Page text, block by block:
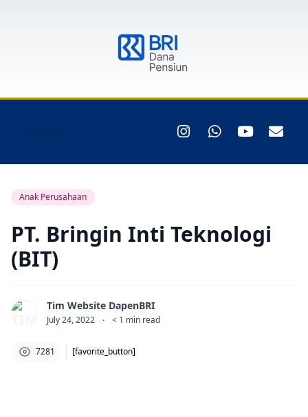
Anak Perusahaan
PT. Bringin Inti Teknologi
(BIT)
Tim Website DapenBRI
July 24, 2022 · < 1 min read
7281 [favorite_button]